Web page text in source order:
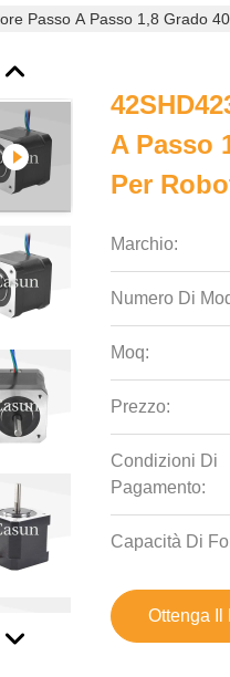
Passo A Passo 1,8 Grado
A Passo
Per
Marchio:
Numero Di
Moq:
Prezzo:
Condizioni Di
Pagamento:
Capacità Di
Ottenga Il